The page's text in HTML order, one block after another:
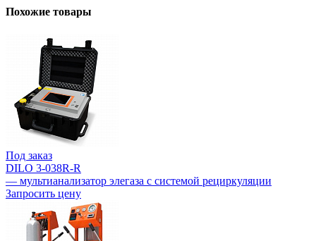
Похожие товары
Под заказ
DILO 3-038R-R
— мультианализатор элегаза с системой рециркуляции
Запросить цену